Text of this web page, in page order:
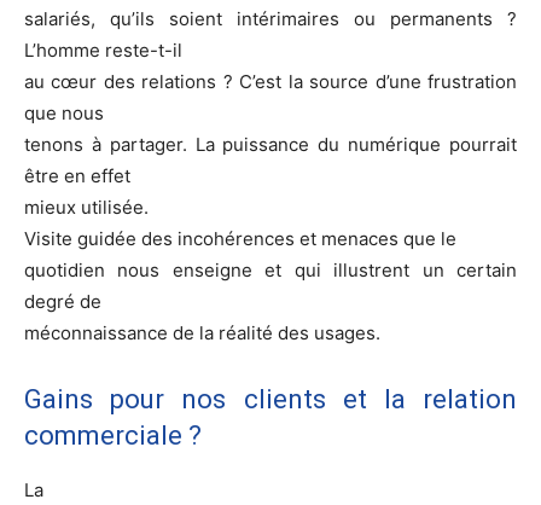
salariés, qu’ils soient intérimaires ou permanents ?
L’homme reste-t-il
au cœur des relations ? C’est la source d’une frustration
que nous
tenons à partager. La puissance du numérique pourrait
être en effet
mieux utilisée.
Visite guidée des incohérences et menaces que le
quotidien nous enseigne et qui illustrent un certain
degré de
méconnaissance de la réalité des usages.
Gains pour nos clients et la relation
commerciale ?
La